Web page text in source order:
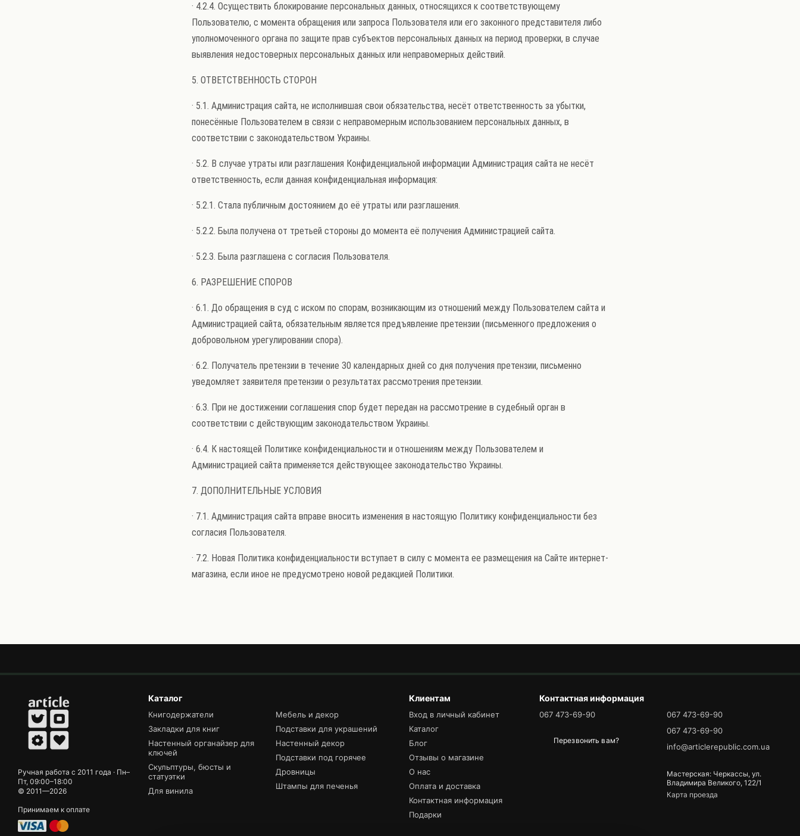
· 4.2.4. Осуществить блокирование персональных данных, относящихся к соответствующему
Пользователю, с момента обращения или запроса Пользователя или его законного представителя либо
уполномоченного органа по защите прав субъектов персональных данных на период проверки, в случае
выявления недостоверных персональных данных или неправомерных действий.
5. ОТВЕТСТВЕННОСТЬ СТОРОН
· 5.1. Администрация сайта, не исполнившая свои обязательства, несёт ответственность за убытки,
понесённые Пользователем в связи с неправомерным использованием персональных данных, в
соответствии с законодательством Украины.
· 5.2. В случае утраты или разглашения Конфиденциальной информации Администрация сайта не несёт
ответственность, если данная конфиденциальная информация:
· 5.2.1. Стала публичным достоянием до её утраты или разглашения.
· 5.2.2. Была получена от третьей стороны до момента её получения Администрацией сайта.
· 5.2.3. Была разглашена с согласия Пользователя.
6. РАЗРЕШЕНИЕ СПОРОВ
· 6.1. До обращения в суд с иском по спорам, возникающим из отношений между Пользователем сайта и
Администрацией сайта, обязательным является предъявление претензии (письменного предложения о
добровольном урегулировании спора).
· 6.2. Получатель претензии в течение 30 календарных дней со дня получения претензии, письменно
уведомляет заявителя претензии о результатах рассмотрения претензии.
· 6.3. При не достижении соглашения спор будет передан на рассмотрение в судебный орган в
соответствии с действующим законодательством Украины.
· 6.4. К настоящей Политике конфиденциальности и отношениям между Пользователем и
Администрацией сайта применяется действующее законодательство Украины.
7. ДОПОЛНИТЕЛЬНЫЕ УСЛОВИЯ
· 7.1. Администрация сайта вправе вносить изменения в настоящую Политику конфиденциальности без
согласия Пользователя.
· 7.2. Новая Политика конфиденциальности вступает в силу с момента ее размещения на Сайте интернет-
магазина, если иное не предусмотрено новой редакцией Политики.
Ручная работа с 2011 года · Пн–
Пт, 09:00–18:00
© 2011—2026
Принимаем к оплате
Каталог
Книгодержатели
Закладки для книг
Настенный органайзер для
ключей
Скульптуры, бюсты и
статуэтки
Для винила
Мебель и декор
Подставки для украшений
Настенный декор
Подставки под горячее
Дровницы
Штампы для печенья
Клиентам
Вход в личный кабинет
Каталог
Блог
Отзывы о магазине
О нас
Оплата и доставка
Контактная информация
Подарки
Контактная информация
067 473-69-90
Перезвонить вам?
067 473-69-90
067 473-69-90
info@articlerepublic.com.ua
Мастерская: Черкассы, ул.
Владимира Великого, 122/1
Карта проезда